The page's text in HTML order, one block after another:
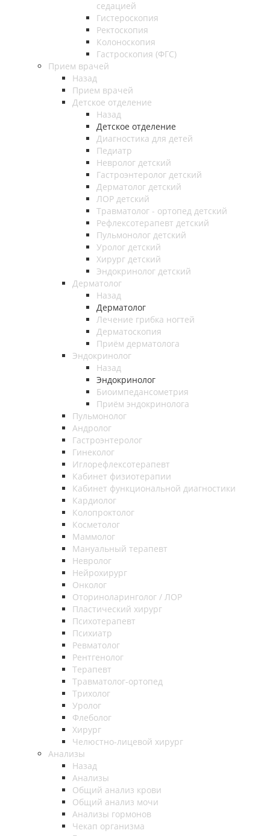
седацией
Гистероскопия
Ректоскопия
Колоноскопия
Гастроскопия (ФГС)
Прием врачей
Назад
Прием врачей
Детское отделение
Назад
Детское отделение
Диагностика для детей
Педиатр
Невролог детский
Гастроэнтеролог детский
Дерматолог детский
ЛОР детский
Травматолог - ортопед детский
Рефлексотерапевт детский
Пульмонолог детский
Уролог детский
Хирург детский
Эндокринолог детский
Дерматолог
Назад
Дерматолог
Лечение грибка ногтей
Дерматоскопия
Приём дерматолога
Эндокринолог
Назад
Эндокринолог
Биоимпедансометрия
Приём эндокринолога
Пульмонолог
Андролог
Гастроэнтеролог
Гинеколог
Иглорефлексотерапевт
Кабинет физиотерапии
Кабинет функциональной диагностики
Кардиолог
Колопроктолог
Косметолог
Маммолог
Мануальный терапевт
Невролог
Нейрохирург
Онколог
Оториноларинголог / ЛОР
Пластический хирург
Психотерапевт
Психиатр
Ревматолог
Рентгенолог
Терапевт
Травматолог-ортопед
Трихолог
Уролог
Флеболог
Хирург
Челюстно-лицевой хирург
Анализы
Назад
Анализы
Общий анализ крови
Общий анализ мочи
Анализы гормонов
Чекап организма